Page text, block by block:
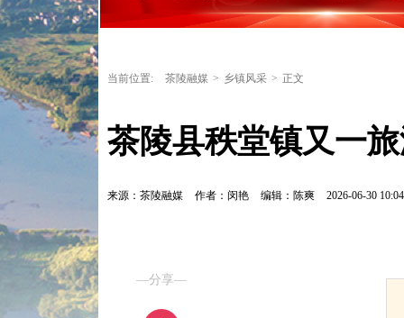
当前位置: 茶陵融媒 > 乡镇风采 > 正文
茶陵县秩堂镇又一
来源：茶陵融媒 作者：闵艳 编辑：陈爽 2026-06-30
—分享—